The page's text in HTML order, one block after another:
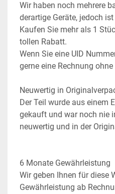
Wir haben noch mehrere
derartige Geräte, jedoch
Kaufen Sie mehr als 1
tollen Rabatt.
Wenn Sie eine UID
gerne eine Rechnung
Neuwertig in
Der Teil wurde aus einem
gekauft und war noch nie
neuwertig und in der
6 Monate Gewährleistung
Wir geben Ihnen für diese
Gewährleistung ab